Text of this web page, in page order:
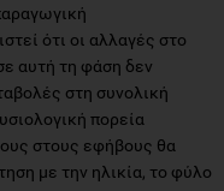
ότι οι αλλαγές στο
αυτή τη φάση δεν
στη συνολική
πορεία
στους εφήβους θα
με την ηλικία, το φύλο